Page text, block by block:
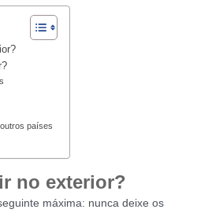
países
no exterior?
máxima: nunca deixe os